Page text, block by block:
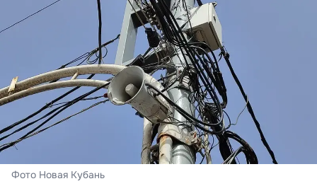
Фото Новая Кубань